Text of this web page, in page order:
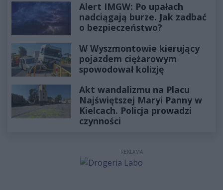
Alert IMGW: Po upałach
nadciągają burze. Jak zadbać
o bezpieczeństwo?
W Wyszmontowie kierujący
pojazdem ciężarowym
spowodował kolizję
Akt wandalizmu na Placu
Najświętszej Maryi Panny w
Kielcach. Policja prowadzi
czynności
REKLAMA